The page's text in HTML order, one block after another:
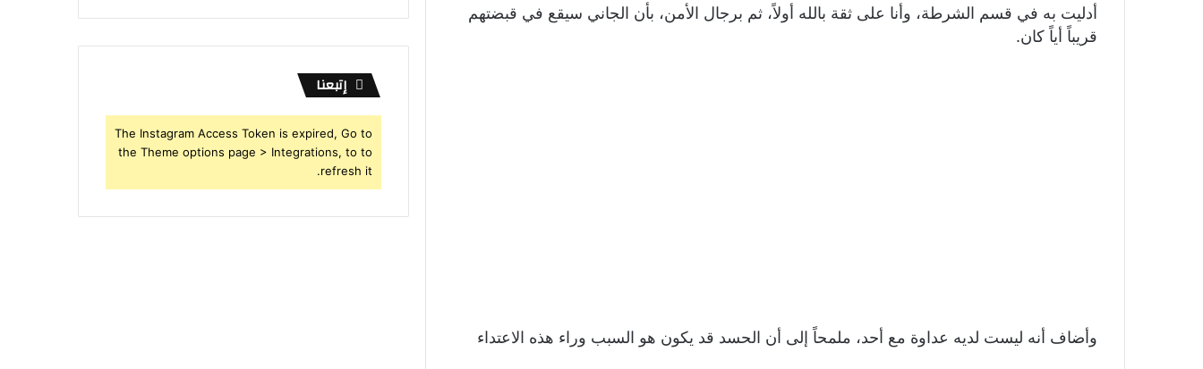
أدليت به في قسم الشرطة، وأنا على ثقة بالله أولاً، ثم برجال الأمن، بأن الجاني سيقع في قبضتهم
قريباً أياً كان.
وأضاف أنه ليست لديه عداوة مع أحد، ملمحاً إلى أن الحسد قد يكون هو السبب وراء هذه الاعتداء
إتبعنا
The Instagram Access Token is expired, Go to
the Theme options page > Integrations, to to
refresh it.